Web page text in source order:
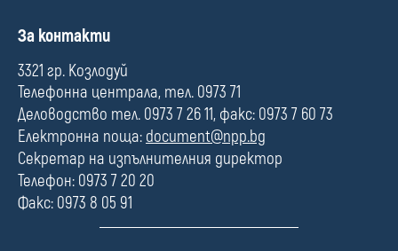
П
л
е
За контакти
3321 гр. Козлодуй
Телефонна централа, тел. 0973 71
Деловодство тел. 0973 7 26 11, факс: 0973 7 60 73
Електронна поща: document@npp.bg
Секретар на изпълнителния директор
Телефон: 0973 7 20 20
Факс: 0973 8 05 91